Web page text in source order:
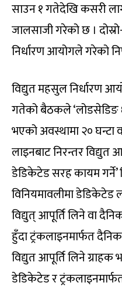
साउन १ गतेदेखि कसरी
जालसाजी गरेको छ ।
निर्धारण आयोगले गरेको
विद्युत महसुल निर्धारण
गतेको बैठकले ‘लोडसेडिङ
भएको अवस्थामा २० घन्टा
लाइनबाट निरन्तर
डेडिकेटेड सरह कायम गर्ने’
विनियमावलीमा डेडिकेटेड
विद्युत् आपूर्ति लिने वा
हुँदा ट्रंकलाइनमार्फत
विद्युत आपूर्ति लिने ग्राहक
डेडिकेटेड र